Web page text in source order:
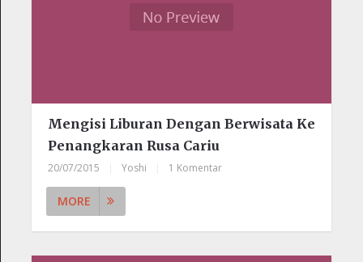
Mengisi Liburan Dengan Berwisata Ke
Penangkaran Rusa Cariu
20/07/2015 Yoshi 1 Komentar
MORE